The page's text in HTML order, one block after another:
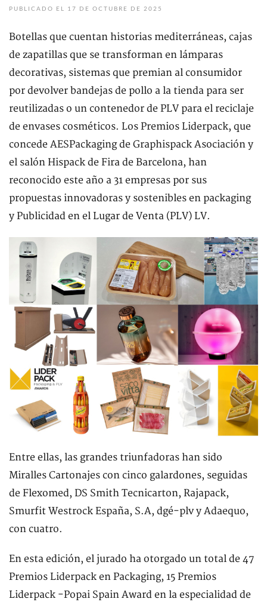
PUBLICADO EL 17 DE OCTUBRE DE 2025
Botellas que cuentan historias mediterráneas, cajas
de zapatillas que se transforman en lámparas
decorativas, sistemas que premian al consumidor
por devolver bandejas de pollo a la tienda para ser
reutilizadas o un contenedor de PLV para el reciclaje
de envases cosméticos. Los Premios Liderpack, que
concede AESPackaging de Graphispack Asociación y
el salón Hispack de Fira de Barcelona, han
reconocido este año a 31 empresas por sus
propuestas innovadoras y sostenibles en packaging
y Publicidad en el Lugar de Venta (PLV) LV.
Entre ellas, las grandes triunfadoras han sido
Miralles Cartonajes con cinco galardones, seguidas
de Flexomed, DS Smith Tecnicarton, Rajapack,
Smurfit Westrock España, S.A, dgé-plv y Adaequo,
con cuatro.
En esta edición, el jurado ha otorgado un total de 47
Premios Liderpack en Packaging, 15 Premios
Liderpack -Popai Spain Award en la especialidad de